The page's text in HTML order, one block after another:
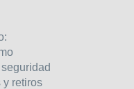
y retiros